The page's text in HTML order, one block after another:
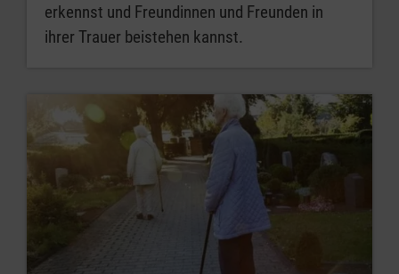
erkennst und Freundinnen und Freunden in
ihrer Trauer beistehen kannst.